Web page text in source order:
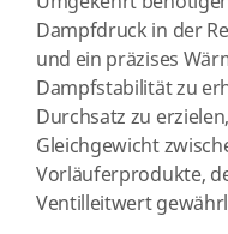
Dampfdruck in der
und ein präzises
Dampfstabilität zu
Durchsatz zu
Gleichgewicht
Vorläuferprodukte,
Ventilleitwert